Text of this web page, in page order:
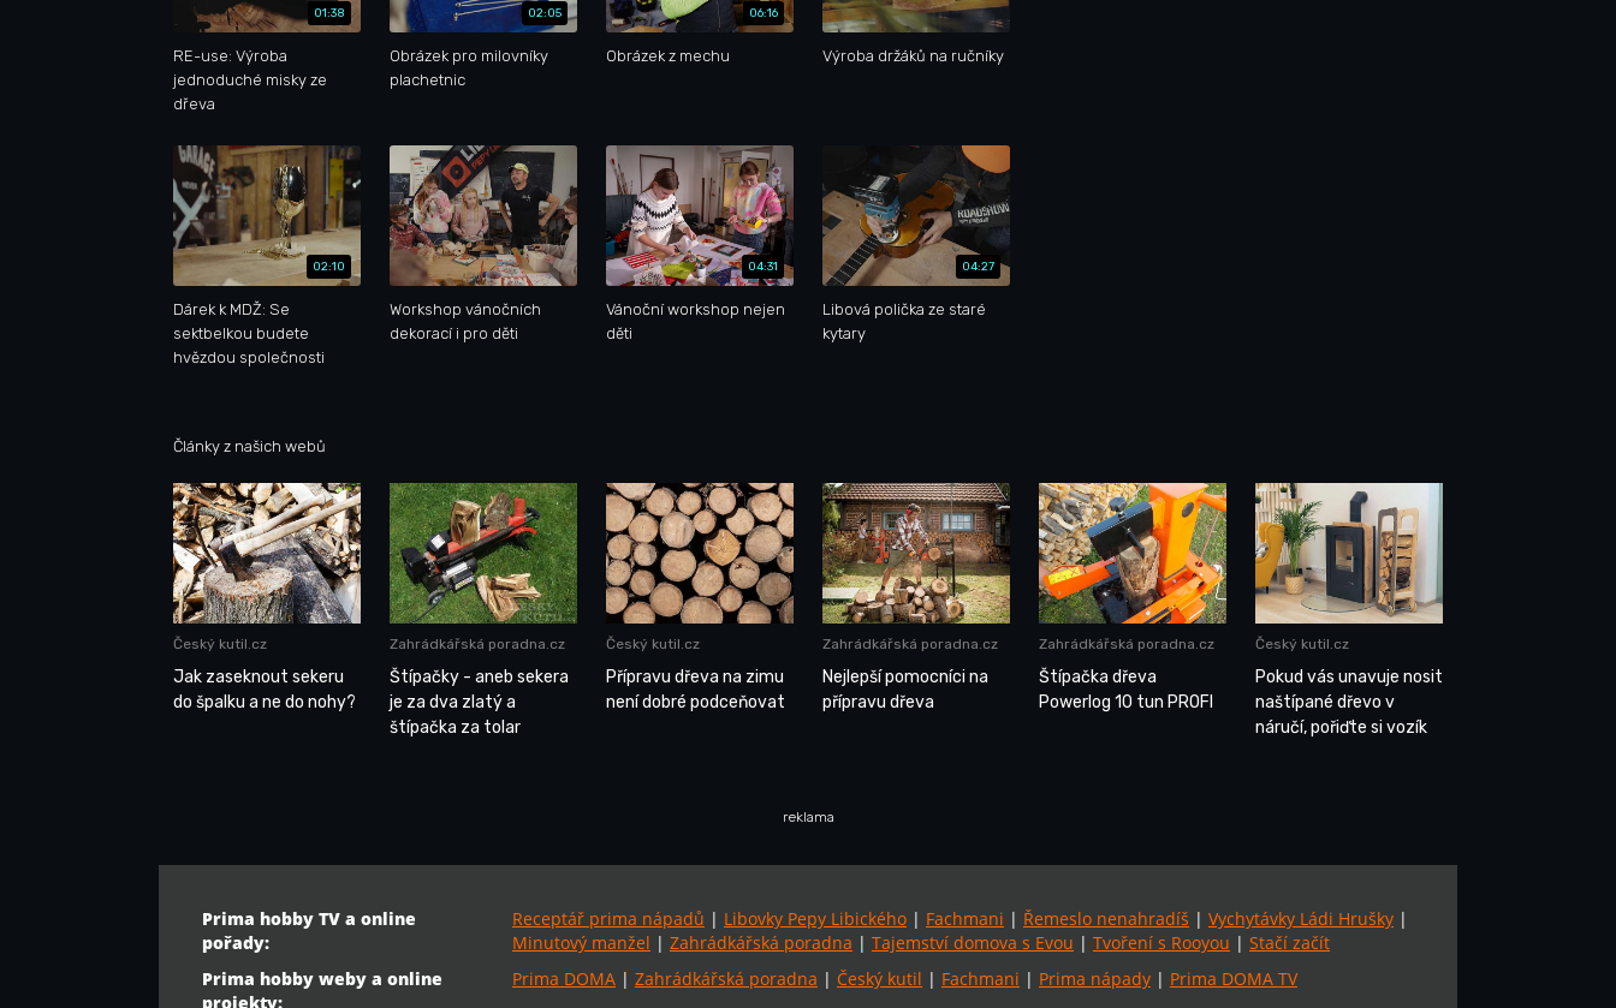
01:38
RE-use: Výroba
jednoduché misky ze
dřeva
02:05
Obrázek pro milovníky
plachetnic
06:16
Obrázek z mechu Výroba držáků na ručníky
02:10
Dárek k MDŽ: Se
sektbelkou budete
hvězdou společnosti
Workshop vánočních
dekorací i pro děti
04:31
Vánoční workshop nejen
děti
04:27
Libová polička ze staré
kytary
Články z našich webů
Český kutil.cz
Jak zaseknout sekeru
do špalku a ne do nohy?
Zahrádkářská poradna.cz
Štípačky - aneb sekera
je za dva zlatý a
štípačka za tolar
Český kutil.cz
Přípravu dřeva na zimu
není dobré podceňovat
Zahrádkářská poradna.cz
Nejlepší pomocníci na
přípravu dřeva
Zahrádkářská poradna.cz
Štípačka dřeva
Powerlog 10 tun PROFI
Český kutil.cz
Pokud vás unavuje nosit
naštípané dřevo v
náručí, pořiďte si vozík
reklama
Prima hobby TV a online
pořady:
Receptář prima nápadů | Libovky Pepy Libického | Fachmani | Řemeslo nenahradíš | Vychytávky Ládi Hrušky |
Minutový manžel | Zahrádkářská poradna | Tajemství domova s Evou | Tvoření s Rooyou | Stačí začít
Prima hobby weby a online
projekty:
Prima DOMA | Zahrádkářská poradna | Český kutil | Fachmani | Prima nápady | Prima DOMA TV